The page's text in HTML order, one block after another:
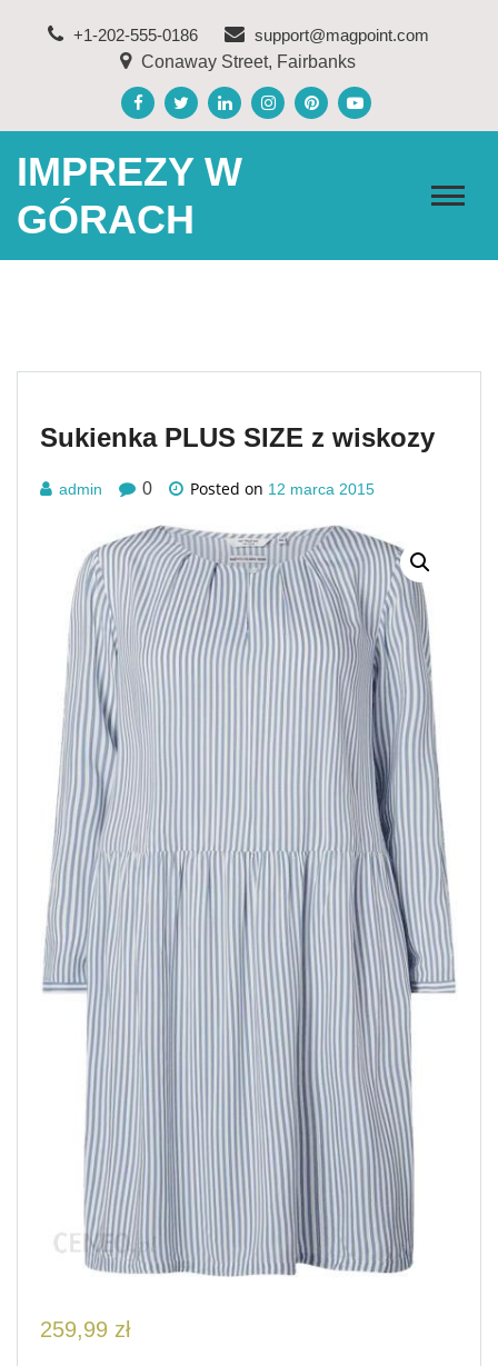
+1-202-555-0186
support@magpoint.com
Conaway Street, Fairbanks
IMPREZY W
GÓRACH
Sukienka PLUS SIZE z wiskozy
admin 0 Posted on 12 marca 2015
259,99 zł